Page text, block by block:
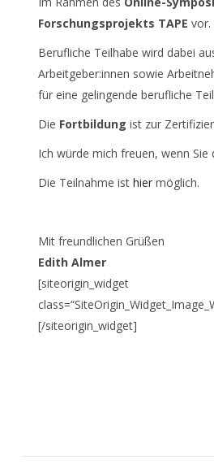
Forschungsprojekts TAPE vor.
Berufliche Teilhabe wird dabei
Arbeitgeber:innen sowie
für eine gelingende berufliche
Die Fortbildung ist zur
Ich würde mich freuen, wenn
Die Teilnahme ist hier möglich.
Mit freundlichen Grüßen
Edith Almer
[siteorigin_widget
[/siteorigin_widget]